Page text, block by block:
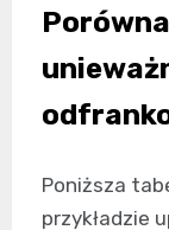
Poniższa
przykładzie